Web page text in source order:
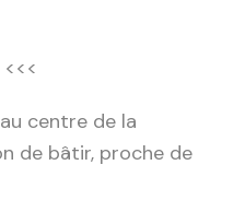
centre de la
de bâtir, proche de